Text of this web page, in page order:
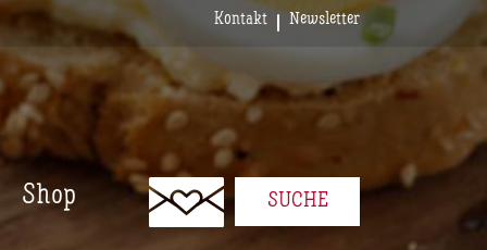
Kontakt Newsletter
Shop SUCHE